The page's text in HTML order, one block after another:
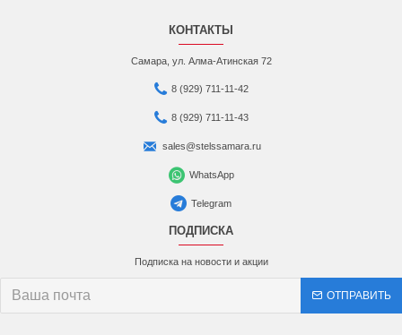
КОНТАКТЫ
Самара, ул. Алма-Атинская 72
8 (929) 711-11-42
8 (929) 711-11-43
sales@stelssamara.ru
WhatsApp
Telegram
ПОДПИСКА
Подписка на новости и акции
ОТПРАВИТЬ